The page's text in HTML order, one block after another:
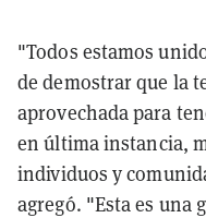
"Todos estamos
de demostrar que la
aprovechada para
en última instancia,
individuos y
agregó. "Esta es